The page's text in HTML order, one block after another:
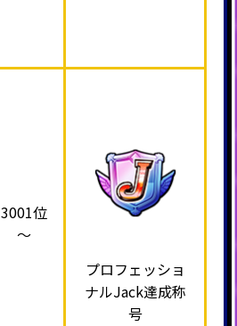
3001位
～
プロフェッショ
ナルJack達成称
号